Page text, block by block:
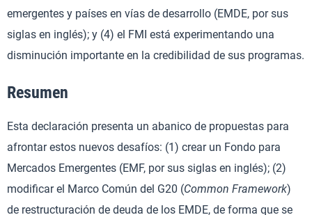
emergentes y países en vías de desarrollo (EMDE, por sus
siglas en inglés); y (4) el FMI está experimentando una
disminución importante en la credibilidad de sus programas.
Resumen
Esta declaración presenta un abanico de propuestas para
afrontar estos nuevos desafíos: (1) crear un Fondo para
Mercados Emergentes (EMF, por sus siglas en inglés); (2)
modificar el Marco Común del G20 (Common Framework)
de restructuración de deuda de los EMDE, de forma que se